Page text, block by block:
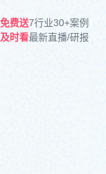
免费送7行业30+案例
及时看最新直播/研报